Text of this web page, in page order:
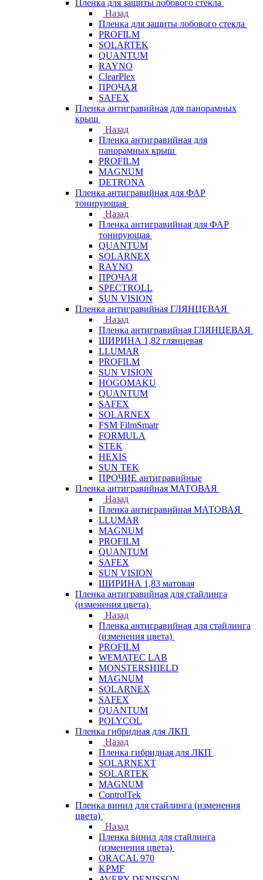
Пленка для защиты лобового стекла
Назад
Пленка для защиты лобового стекла
PROFILM
SOLARTEK
QUANTUM
RAYNO
ClearPlex
ПРОЧАЯ
SAFEX
Пленка антигравийная для панорамных
крыш
Назад
Пленка антигравийная для
панорамных крыш
PROFILM
MAGNUM
DETRONA
Пленка антигравийная для ФАР
тонирующая
Назад
Пленка антигравийная для ФАР
тонирующая
QUANTUM
SOLARNEX
RAYNO
ПРОЧАЯ
SPECTROLL
SUN VISION
Пленка антигравийная ГЛЯНЦЕВАЯ
Назад
Пленка антигравийная ГЛЯНЦЕВАЯ
ШИРИНА 1,82 глянцевая
LLUMAR
PROFILM
SUN VISION
HOGOMAKU
QUANTUM
SAFEX
SOLARNEX
FSM FilmSmatr
FORMULA
STEK
HEXIS
SUN TEK
ПРОЧИЕ антигравийные
Пленка антигравийная МАТОВАЯ
Назад
Пленка антигравийная МАТОВАЯ
LLUMAR
MAGNUM
PROFILM
QUANTUM
SAFEX
SUN VISION
ШИРИНА 1,83 матовая
Пленка антигравийная для стайлинга
(изменения цвета)
Назад
Пленка антигравийная для стайлинга
(изменения цвета)
PROFILM
WEMATEC LAB
MONSTERSHIELD
MAGNUM
SOLARNEX
SAFEX
QUANTUM
POLYCOL
Пленка гибридная для ЛКП
Назад
Пленка гибридная для ЛКП
SOLARNEXT
SOLARTEK
MAGNUM
ControlTek
Пленка винил для стайлинга (изменения
цвета)
Назад
Пленка винил для стайлинга
(изменения цвета)
ORACAL 970
KPMF